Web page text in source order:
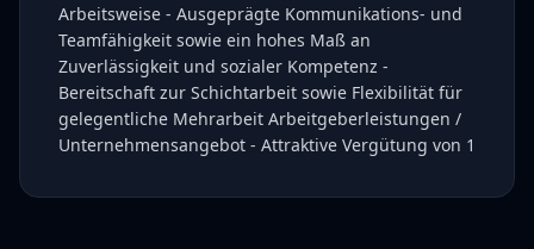
Arbeitsweise - Ausgeprägte Kommunikations- und
Teamfähigkeit sowie ein hohes Maß an
Zuverlässigkeit und sozialer Kompetenz -
Bereitschaft zur Schichtarbeit sowie Flexibilität für
gelegentliche Mehrarbeit Arbeitgeberleistungen /
Unternehmensangebot - Attraktive Vergütung von 1